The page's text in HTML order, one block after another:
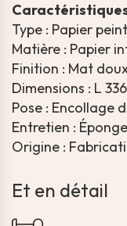
Type : Papier
Matière : Papier
Finition : Mat
Dimensions : L
Pose : Encollage
Entretien :
Origine :
Et en détail